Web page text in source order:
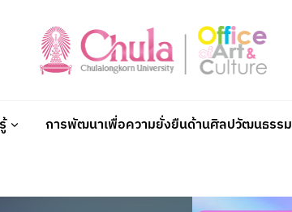
การพัฒนาเพื่อความยั่งยืนด้านศิลปวัฒนธรรม